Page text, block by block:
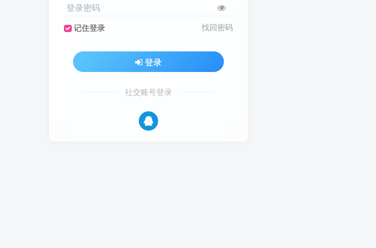
登录密码
记住登录 找回密码
登录
社交账号登录